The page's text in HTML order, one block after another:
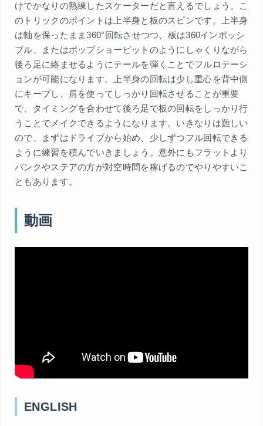
けでかなりの熟練したスケーターだと言えるでしょう。こ
のトリックのポイントは上半身と板のスピンです。上半身
は軸を保ったまま360°回転させつつ、板は360インポッシ
ブル、またはポップショービットのようにしゃくりながら
後ろ足に絡ませるようにテールを弾くことでフルロテーシ
ョンが可能になります。上半身の回転は少し重心を背中側
にキープし、肩を使ってしっかり回転させることが重要
で、タイミングを合わせて後ろ足で板の回転をしっかり行
うことでメイクできるようになります。いきなりは難しい
ので、まずはドライブから始め、少しずつフル回転できる
ように練習を積んでいきましょう。意外にもフラットより
バンクやステアの方が対空時間を稼げるのでやりやすいこ
ともあります。
動画
ENGLISH